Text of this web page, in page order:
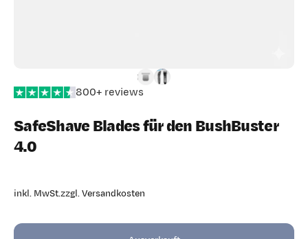
800+ reviews
SafeShave Blades für den BushBuster
4.0
inkl. MwSt.zzgl.Versandkosten